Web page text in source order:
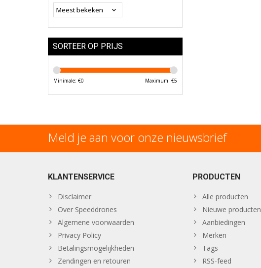
SORTEER OP PRIJS
Minimale: €0 Maximum: €5
Meld je aan voor onze nieuwsbrief
KLANTENSERVICE
Disclaimer
Over Speeddrones
Algemene voorwaarden
Privacy Policy
Betalingsmogelijkheden
Zendingen en retouren
PRODUCTEN
Alle producten
Nieuwe producten
Aanbiedingen
Merken
Tags
RSS-feed